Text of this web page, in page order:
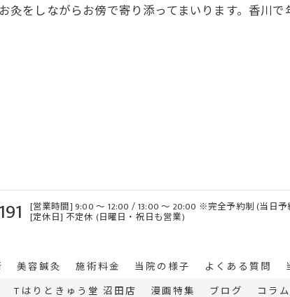
灸をしながらお傍で寄り添ってまいります。香川
[営業時間] 9:00 ～ 12:00 / 13:00 ～ 20:00 ※完全予約制 (当日予
[定休日] 不定休 (日曜日・祝日も営業)
美容鍼灸 施術料金 当院の様子 よくある質問
Tはりときゅう堂 沼田店
漫画特集 ブログ コラム